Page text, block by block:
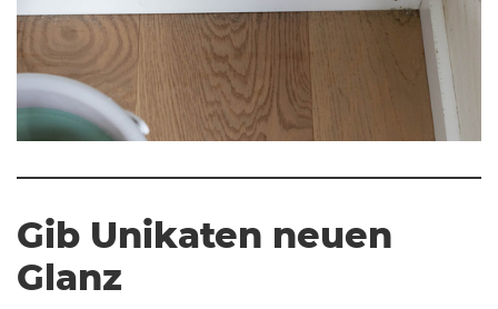
Gib Unikaten neuen
Glanz